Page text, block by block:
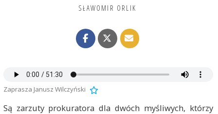
SŁAWOMIR ORLIK
Zaprasza Janusz Wilczyński
Są zarzuty prokuratora dla dwóch myśliwych, którzy